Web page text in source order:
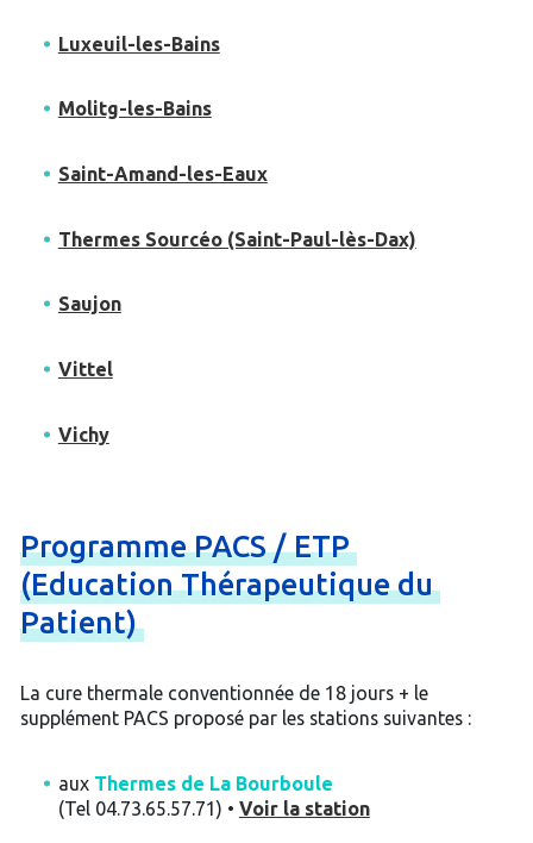
Luxeuil-les-Bains
Molitg-les-Bains
Saint-Amand-les-Eaux
Thermes Sourcéo (Saint-Paul-lès-Dax)
Saujon
Vittel
Vichy
ProgrammePACS/ETP
(EducationThérapeutiquedu
Patient)
La cure thermale conventionnée de 18 jours + le
supplément PACS proposé par les stations suivantes :
aux Thermes de La Bourboule
(Tel 04.73.65.57.71) • Voir la station